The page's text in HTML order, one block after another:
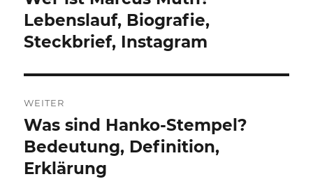
Beitrag:
Lebenslauf, Biografie,
Steckbrief, Instagram
WEITER
Nächster
Beitrag:
Was sind Hanko-Stempel?
Bedeutung, Definition,
Erklärung